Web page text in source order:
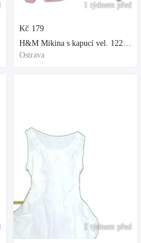
1 týdnem před
Kč 179
H&M Mikina s kapucí vel. 122 fialová
Ostrava
1 týdnem před